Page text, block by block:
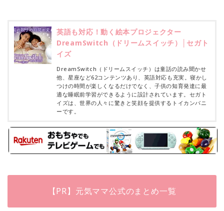
英語も対応！動く絵本プロジェクター
DreamSwitch（ドリームスイッチ）│セガト
イズ
DreamSwitch（ドリームスイッチ）は童話の読み聞かせ
他、星座など62コンテンツあり、英語対応も充実。寝かし
つけの時間が楽しくなるだけでなく、子供の知育発達に最
適な睡眠前学習ができるように設計されています。セガト
イズは、世界の人々に驚きと笑顔を提供するトイカンパニ
ーです。
【PR】元気ママ公式のまとめ一覧